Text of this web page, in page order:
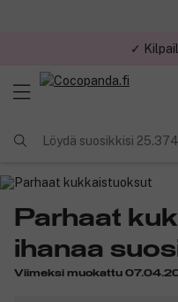
✓
Löydä suosikkisi
Parhaat
ihanaa
Viimeksi muokattu